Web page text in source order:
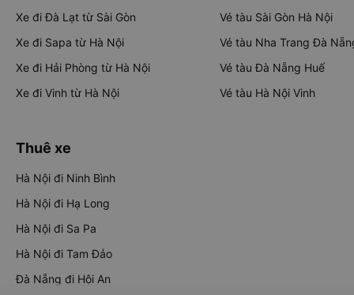
Xe đi Đà Lạt từ Sài Gòn
Xe đi Sapa từ Hà Nội
Xe đi Hải Phòng từ Hà Nội
Xe đi Vinh từ Hà Nội
Vé tàu Sài Gòn Hà Nội
Vé tàu Nha Trang Đà
Vé tàu Đà Nẵng Huế
Vé tàu Hà Nội Vinh
Thuê xe
Hà Nội đi Ninh Bình
Hà Nội đi Hạ Long
Hà Nội đi Sa Pa
Hà Nội đi Tam Đảo
Đà Nẵng đi Hội An